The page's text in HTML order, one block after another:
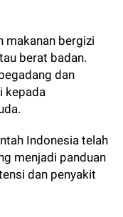
makanan bergizi
berat badan.
dan
kepada
Indonesia telah
menjadi panduan
dan penyakit